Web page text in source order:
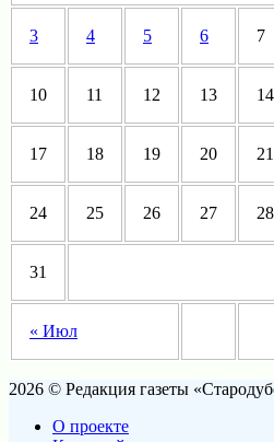
« Июл
3 4 5 6 7
10 11 12 13 14
17 18 19 20 21
24 25 26 27 28
31
2026 © Редакция газеты
О проекте